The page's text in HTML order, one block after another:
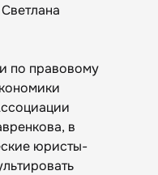
по правовому
в
юристы-